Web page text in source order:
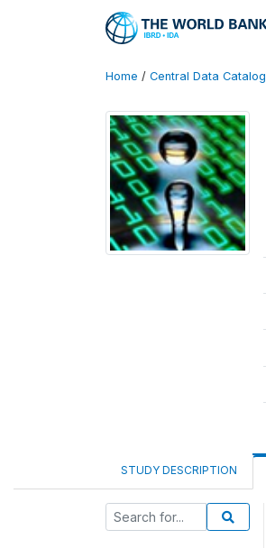
Home / Central Data Catalog
STUDY DESCRIPTION